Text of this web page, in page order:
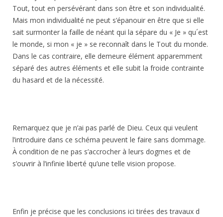
Tout, tout en persévérant dans son être et son individualité.
Mais mon individualité ne peut s’épanouir en être que si elle
sait surmonter la faille de néant qui la sépare du « Je » qu´est
le monde, si mon « je » se reconnaît dans le Tout du monde.
Dans le cas contraire, elle demeure élément apparemment
séparé des autres éléments et elle subit la froide contrainte
du hasard et de la nécessité.
Remarquez que je n’ai pas parlé de Dieu. Ceux qui veulent
l’introduire dans ce schéma peuvent le faire sans dommage.
À condition de ne pas s’accrocher à leurs dogmes et de
s’ouvrir à l’infinie liberté qu’une telle vision propose.
Enfin je précise que les conclusions ici tirées des travaux d